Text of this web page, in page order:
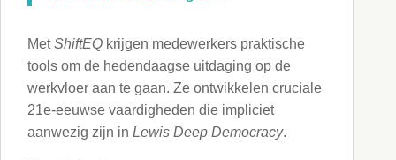
MetShiftEQ krijgen medewerkers praktische
tools om de hedendaagse uitdaging op de
werkvloer aan te gaan. Ze ontwikkelen cruciale
21e-eeuwse vaardigheden die impliciet
aanwezig zijn in Lewis Deep Democracy.